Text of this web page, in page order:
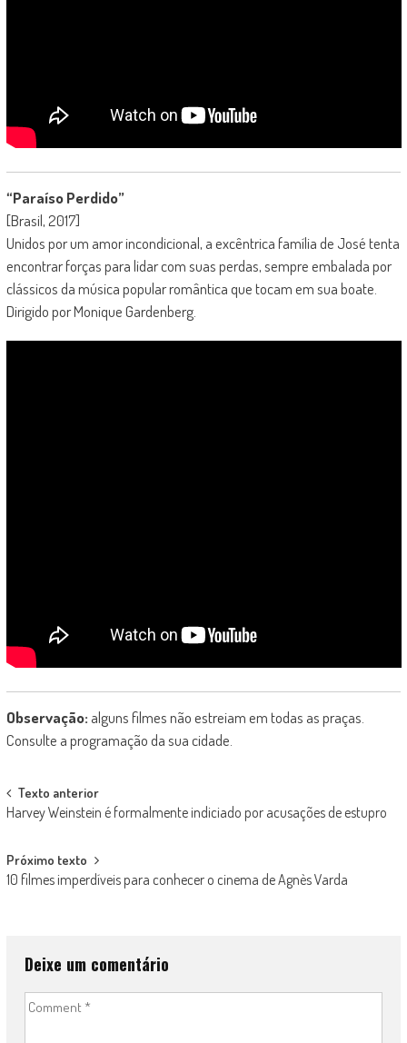
“Paraíso Perdido”
[Brasil, 2017]
Unidos por um amor incondicional, a excêntrica família de José tenta
encontrar forças para lidar com suas perdas, sempre embalada por
clássicos da música popular romântica que tocam em sua boate.
Dirigido por Monique Gardenberg.
Observação: alguns filmes não estreiam em todas as praças.
Consulte a programação da sua cidade.
Post
navigation
Texto anterior
Harvey Weinstein é formalmente indiciado por acusações de estupro
Próximo texto
10 filmes imperdíveis para conhecer o cinema de Agnès Varda
Deixe um comentário